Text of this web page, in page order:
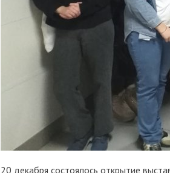
20 декабря состоялось открытие